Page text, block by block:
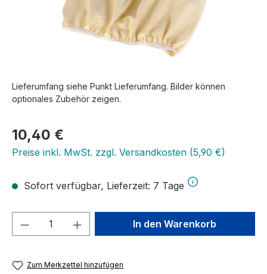
Lieferumfang siehe Punkt Lieferumfang. Bilder können
optionales Zubehör zeigen.
Regulärer Preis:
10,40 €
Preise inkl. MwSt. zzgl. Versandkosten (5,90 €)
Sofort verfügbar, Lieferzeit: 7 Tage
Produkt Anzahl: Gib denIn den Warenkorb
Zum Merkzettel hinzufügen